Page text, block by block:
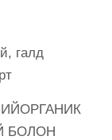
галд
БОЛОН